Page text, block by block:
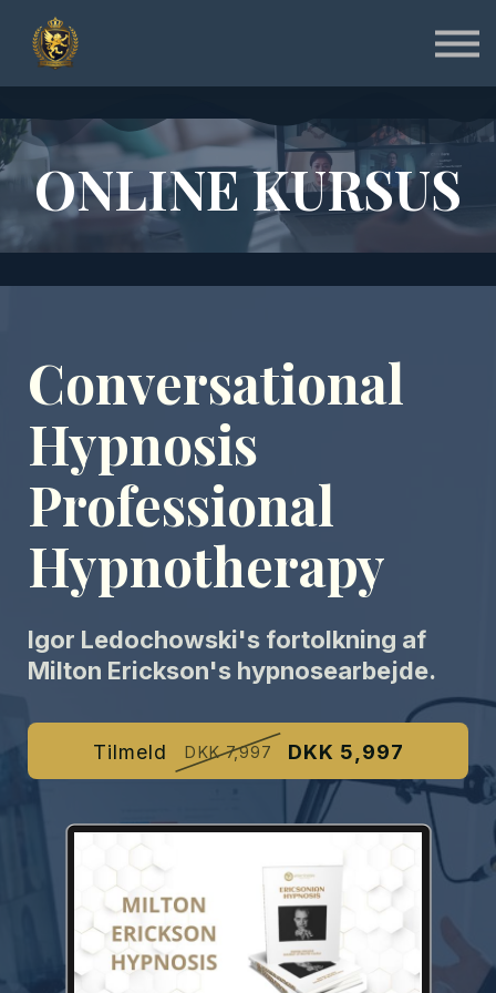
Log ind
Tilmeld
ONLINE KURSUS
Conversational
Hypnosis
Professional
Hypnotherapy
Igor Ledochowski's fortolkning af
Milton Erickson's hypnosearbejde.
Tilmeld DKK 7,997 DKK 5,997